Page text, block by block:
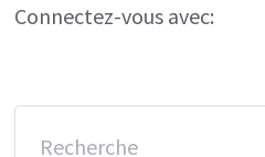
Connectez-vous avec: